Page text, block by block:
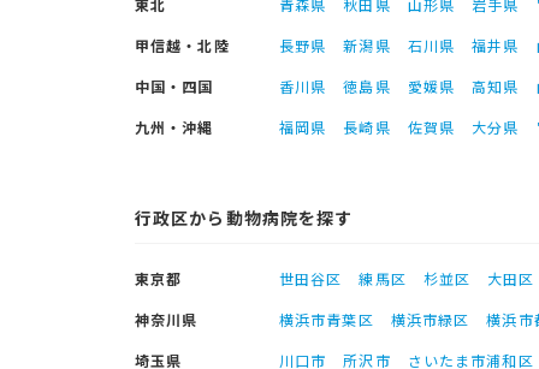
東北 青森県 秋田県 山形県 岩手県
甲信越・北陸
長野県 新潟県 石川県 福井県
中国・四国
香川県 徳島県 愛媛県 高知県
九州・沖縄
福岡県 長崎県 佐賀県 大分県
行政区から動物病院を探す
東京都 世田谷区 練馬区 杉並区
大田区
神奈川県
横浜市青葉区 横浜市緑区
横浜市
埼玉県
川口市 所沢市
さいたま市浦和区